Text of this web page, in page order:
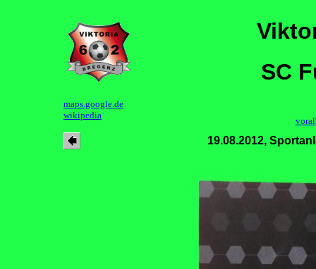
SC
maps.google.de
wikipedia
19.08.2012,